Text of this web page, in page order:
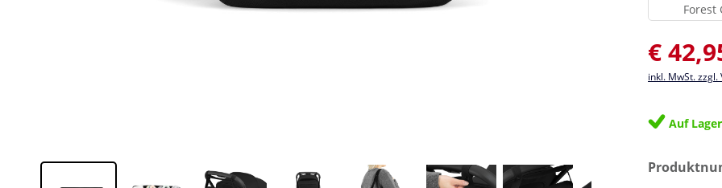
Forest
€
inkl. MwSt.
Auf